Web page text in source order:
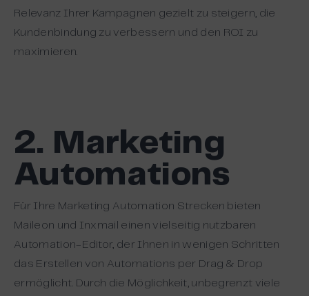
Relevanz Ihrer Kampagnen gezielt zu steigern, die
Kundenbindung zu verbessern und den ROI zu
maximieren.
2. Marketing
Automations
Für Ihre Marketing Automation Strecken bieten
Maileon und Inxmail einen vielseitig nutzbaren
Automation-Editor, der Ihnen in wenigen Schritten
das Erstellen von Automations per Drag & Drop
ermöglicht. Durch die Möglichkeit, unbegrenzt viele